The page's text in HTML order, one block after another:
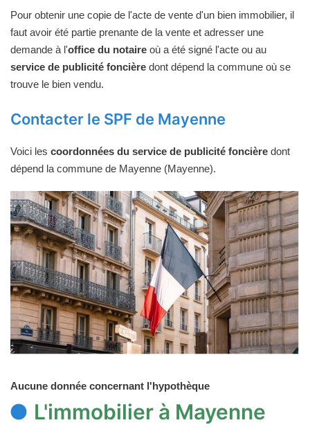
Pour obtenir une copie de l'acte de vente d'un bien immobilier, il
faut avoir été partie prenante de la vente et adresser une
demande à l'office du notaire où a été signé l'acte ou au
service de publicité foncière dont dépend la commune où se
trouve le bien vendu.
Contacter le SPF de Mayenne
Voici les coordonnées du service de publicité foncière dont
dépend la commune de Mayenne (Mayenne).
Aucune donnée concernant l'hypothèque
L'immobilier à Mayenne